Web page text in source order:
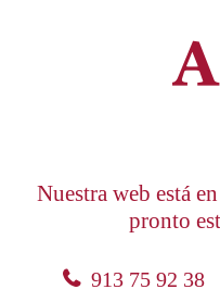
Nuestra web está
pronto
913 75 92 38